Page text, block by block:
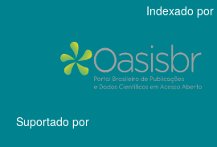
Indexado por
Suportado por